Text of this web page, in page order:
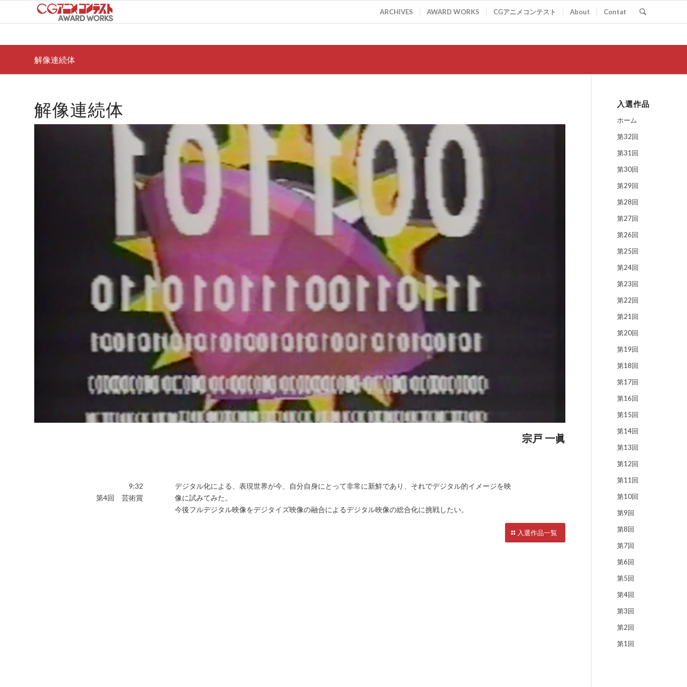
ARCHIVES AWARD WORKS CGアニメコンテスト About Contat
解像連続体
解像連続体
宗戸 一眞
9:32
第4回 芸術賞
デジタル化による、表現世界が今、自分自身にとって非常に新鮮であり、それでデジタル的イメージを映
像に試みてみた。
今後フルデジタル映像をデジタイズ映像の融合によるデジタル映像の総合化に挑戦したい。
入選作品一覧
入選作品
ホーム
第32回
第31回
第30回
第29回
第28回
第27回
第26回
第25回
第24回
第23回
第22回
第21回
第20回
第19回
第18回
第17回
第16回
第15回
第14回
第13回
第12回
第11回
第10回
第9回
第8回
第7回
第6回
第5回
第4回
第3回
第2回
第1回